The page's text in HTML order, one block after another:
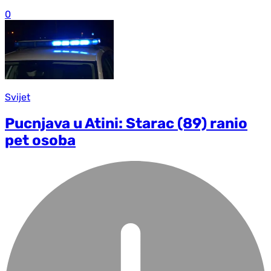
0
Svijet
Pucnjava u Atini: Starac (89) ranio
pet osoba